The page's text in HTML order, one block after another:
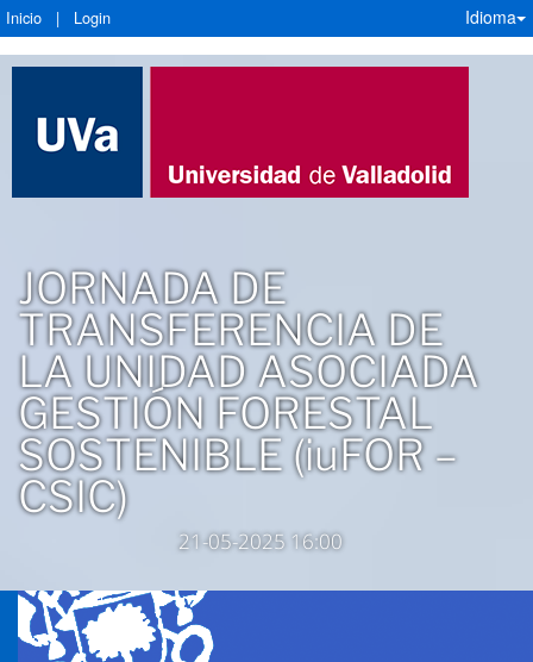
Inicio | Login Idioma
JORNADA DE
TRANSFERENCIA DE
LA UNIDAD ASOCIADA
GESTIÓN FORESTAL
SOSTENIBLE (iuFOR –
CSIC)
21-05-2025 16:00